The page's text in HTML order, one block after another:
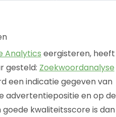
Analytics eergisteren, heeft
gesteld: Zoekwoordanalyse
een indicatie gegeven van
advertentiepositie en op de
kwaliteitsscore is dan